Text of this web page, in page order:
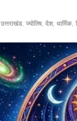
उत्तराखंड, ज्योतिष, देश, धार्मिक,